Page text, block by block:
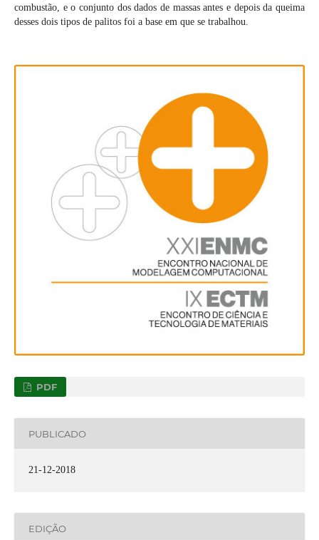
combustão, e o conjunto dos dados de massas antes e depois da queima
desses dois tipos de palitos foi a base em que se trabalhou.
PDF
PUBLICADO
21-12-2018
EDIÇÃO